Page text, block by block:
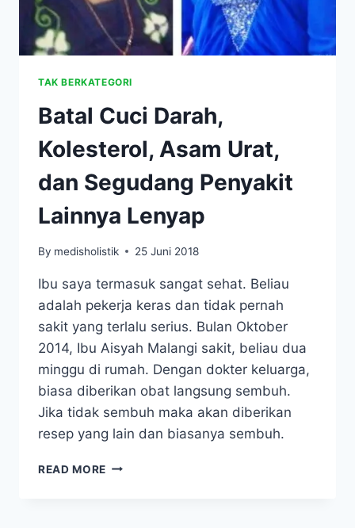
TAK BERKATEGORI
Batal Cuci Darah,
Kolesterol, Asam Urat,
dan Segudang Penyakit
Lainnya Lenyap
By medisholistik 25 Juni 2018
Ibu saya termasuk sangat sehat. Beliau
adalah pekerja keras dan tidak pernah
sakit yang terlalu serius. Bulan Oktober
2014, Ibu Aisyah Malangi sakit, beliau dua
minggu di rumah. Dengan dokter keluarga,
biasa diberikan obat langsung sembuh.
Jika tidak sembuh maka akan diberikan
resep yang lain dan biasanya sembuh.
READ MORE BATAL